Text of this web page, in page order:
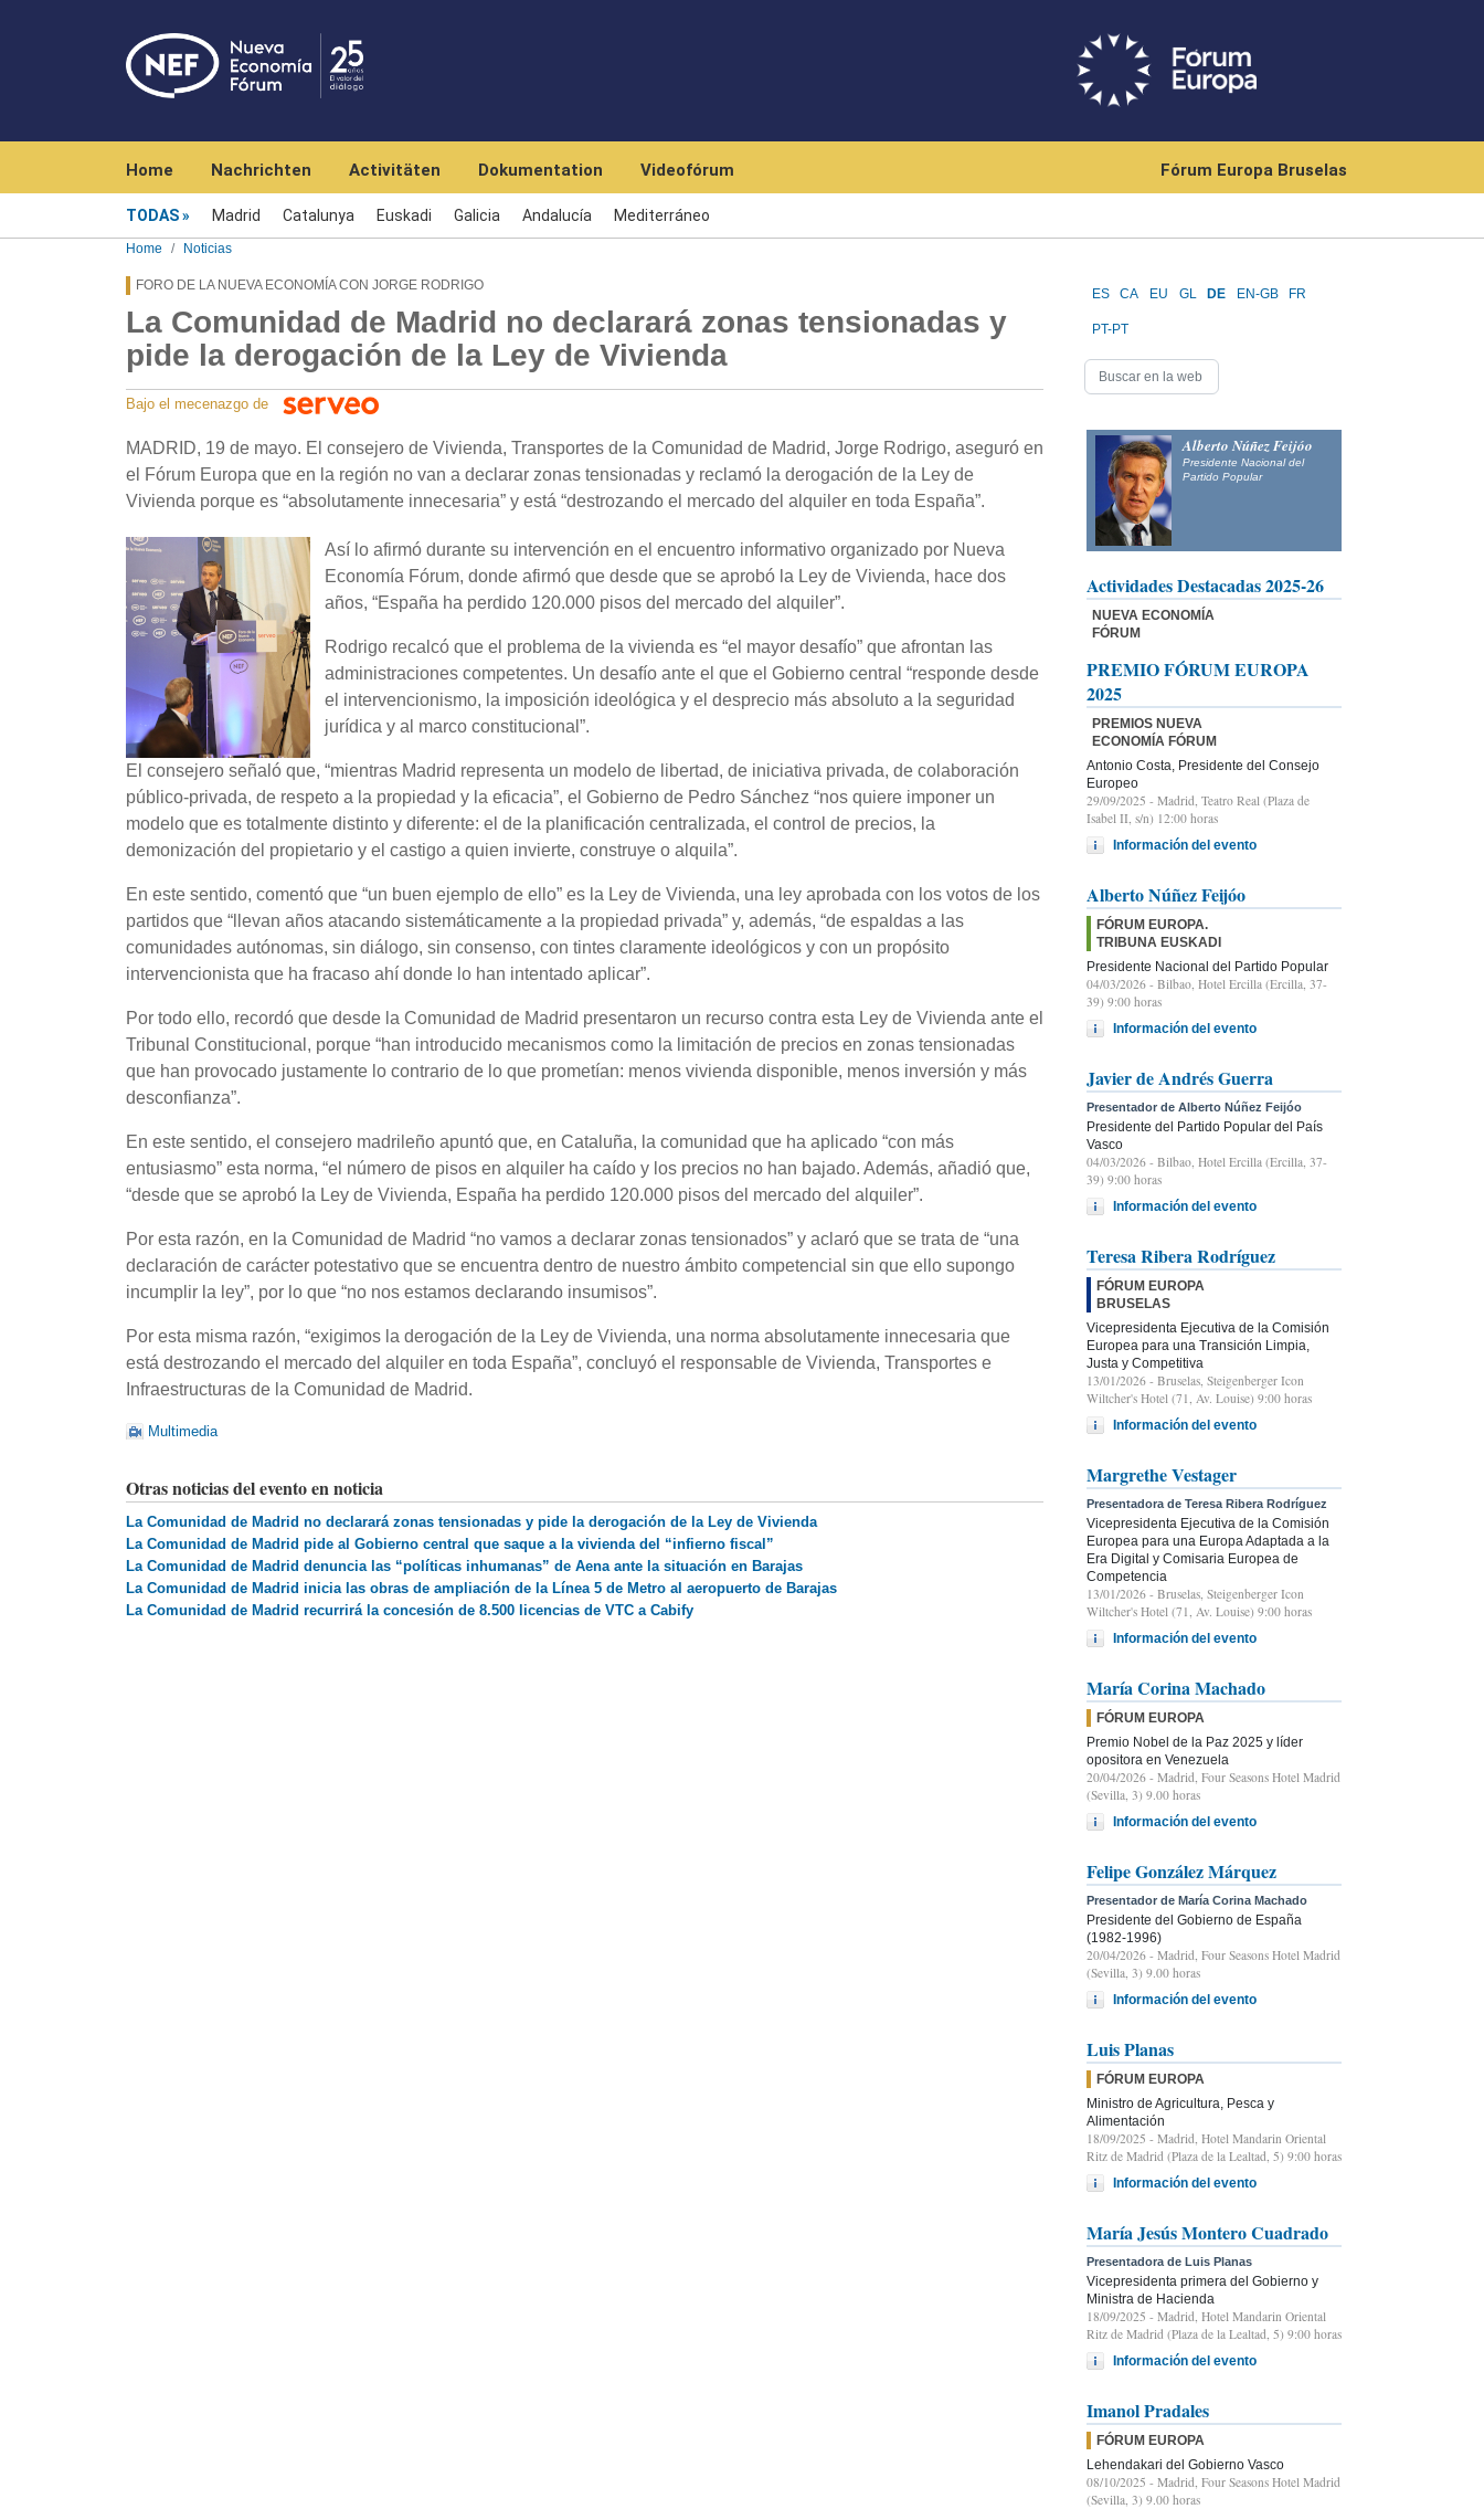
Home Nachrichten Activitäten Dokumentation Videofórum Fórum Europa Bruselas
TODAS Madrid Catalunya Euskadi Galicia Andalucía Mediterráneo
Home Noticias
FORO DE LA NUEVA ECONOMÍA CON JORGE RODRIGO
La Comunidad de Madrid no declarará zonas tensionadas y
pide la derogación de la Ley de Vivienda
Bajo el mecenazgo de
MADRID, 19 de mayo. El consejero de Vivienda, Transportes de la Comunidad de Madrid, Jorge Rodrigo, aseguró en
el Fórum Europa que en la región no van a declarar zonas tensionadas y reclamó la derogación de la Ley de
Vivienda porque es “absolutamente innecesaria” y está “destrozando el mercado del alquiler en toda España”.
Así lo afirmó durante su intervención en el encuentro informativo organizado por Nueva
Economía Fórum, donde afirmó que desde que se aprobó la Ley de Vivienda, hace dos
años, “España ha perdido 120.000 pisos del mercado del alquiler”.
Rodrigo recalcó que el problema de la vivienda es “el mayor desafío” que afrontan las
administraciones competentes. Un desafío ante el que el Gobierno central “responde desde
el intervencionismo, la imposición ideológica y el desprecio más absoluto a la seguridad
jurídica y al marco constitucional”.
El consejero señaló que, “mientras Madrid representa un modelo de libertad, de iniciativa privada, de colaboración
público-privada, de respeto a la propiedad y la eficacia”, el Gobierno de Pedro Sánchez “nos quiere imponer un
modelo que es totalmente distinto y diferente: el de la planificación centralizada, el control de precios, la
demonización del propietario y el castigo a quien invierte, construye o alquila”.
En este sentido, comentó que “un buen ejemplo de ello” es la Ley de Vivienda, una ley aprobada con los votos de los
partidos que “llevan años atacando sistemáticamente a la propiedad privada” y, además, “de espaldas a las
comunidades autónomas, sin diálogo, sin consenso, con tintes claramente ideológicos y con un propósito
intervencionista que ha fracaso ahí donde lo han intentado aplicar”.
Por todo ello, recordó que desde la Comunidad de Madrid presentaron un recurso contra esta Ley de Vivienda ante el
Tribunal Constitucional, porque “han introducido mecanismos como la limitación de precios en zonas tensionadas
que han provocado justamente lo contrario de lo que prometían: menos vivienda disponible, menos inversión y más
desconfianza”.
En este sentido, el consejero madrileño apuntó que, en Cataluña, la comunidad que ha aplicado “con más
entusiasmo” esta norma, “el número de pisos en alquiler ha caído y los precios no han bajado. Además, añadió que,
“desde que se aprobó la Ley de Vivienda, España ha perdido 120.000 pisos del mercado del alquiler”.
Por esta razón, en la Comunidad de Madrid “no vamos a declarar zonas tensionados” y aclaró que se trata de “una
declaración de carácter potestativo que se encuentra dentro de nuestro ámbito competencial sin que ello supongo
incumplir la ley”, por lo que “no nos estamos declarando insumisos”.
Por esta misma razón, “exigimos la derogación de la Ley de Vivienda, una norma absolutamente innecesaria que
está destrozando el mercado del alquiler en toda España”, concluyó el responsable de Vivienda, Transportes e
Infraestructuras de la Comunidad de Madrid.
Multimedia
Otras noticias del evento en noticia
La Comunidad de Madrid no declarará zonas tensionadas y pide la derogación de la Ley de Vivienda
La Comunidad de Madrid pide al Gobierno central que saque a la vivienda del “infierno fiscal”
La Comunidad de Madrid denuncia las “políticas inhumanas” de Aena ante la situación en Barajas
La Comunidad de Madrid inicia las obras de ampliación de la Línea 5 de Metro al aeropuerto de Barajas
La Comunidad de Madrid recurrirá la concesión de 8.500 licencias de VTC a Cabify
ES CA EU GL DE EN-GB FR
PT-PT
Alberto Núñez Feijóo
Presidente Nacional del
Partido Popular
Actividades Destacadas 2025-26
NUEVA ECONOMÍA
FÓRUM
PREMIO FÓRUM EUROPA
2025
PREMIOS NUEVA
ECONOMÍA FÓRUM
Antonio Costa, Presidente del Consejo
Europeo
29/09/2025 - Madrid, Teatro Real (Plaza de
Isabel II, s/n) 12:00 horas
Información del evento
Alberto Núñez Feijóo
FÓRUM EUROPA.
TRIBUNA EUSKADI
Presidente Nacional del Partido Popular
04/03/2026 - Bilbao, Hotel Ercilla (Ercilla, 37-
39) 9:00 horas
Información del evento
Javier de Andrés Guerra
Presentador de Alberto Núñez Feijóo
Presidente del Partido Popular del País
Vasco
04/03/2026 - Bilbao, Hotel Ercilla (Ercilla, 37-
39) 9:00 horas
Información del evento
Teresa Ribera Rodríguez
FÓRUM EUROPA
BRUSELAS
Vicepresidenta Ejecutiva de la Comisión
Europea para una Transición Limpia,
Justa y Competitiva
13/01/2026 - Bruselas, Steigenberger Icon
Wiltcher's Hotel (71, Av. Louise) 9:00 horas
Información del evento
Margrethe Vestager
Presentadora de Teresa Ribera Rodríguez
Vicepresidenta Ejecutiva de la Comisión
Europea para una Europa Adaptada a la
Era Digital y Comisaria Europea de
Competencia
13/01/2026 - Bruselas, Steigenberger Icon
Wiltcher's Hotel (71, Av. Louise) 9:00 horas
Información del evento
María Corina Machado
FÓRUM EUROPA
Premio Nobel de la Paz 2025 y líder
opositora en Venezuela
20/04/2026 - Madrid, Four Seasons Hotel Madrid
(Sevilla, 3) 9.00 horas
Información del evento
Felipe González Márquez
Presentador de María Corina Machado
Presidente del Gobierno de España
(1982-1996)
20/04/2026 - Madrid, Four Seasons Hotel Madrid
(Sevilla, 3) 9.00 horas
Información del evento
Luis Planas
FÓRUM EUROPA
Ministro de Agricultura, Pesca y
Alimentación
18/09/2025 - Madrid, Hotel Mandarin Oriental
Ritz de Madrid (Plaza de la Lealtad, 5) 9:00 horas
Información del evento
María Jesús Montero Cuadrado
Presentadora de Luis Planas
Vicepresidenta primera del Gobierno y
Ministra de Hacienda
18/09/2025 - Madrid, Hotel Mandarin Oriental
Ritz de Madrid (Plaza de la Lealtad, 5) 9:00 horas
Información del evento
Imanol Pradales
FÓRUM EUROPA
Lehendakari del Gobierno Vasco
08/10/2025 - Madrid, Four Seasons Hotel Madrid
(Sevilla, 3) 9.00 horas